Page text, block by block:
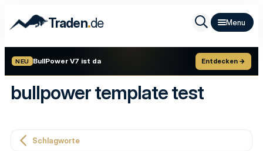
Traden.de
NEU BullPower V7 ist da Entdecken →
bullpower template test
Schlagworte